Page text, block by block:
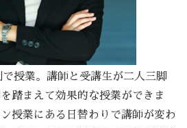
授業。講師と受講生が二人三脚
踏まえて効果的な授業ができま
授業にある日替わりで講師が変わ